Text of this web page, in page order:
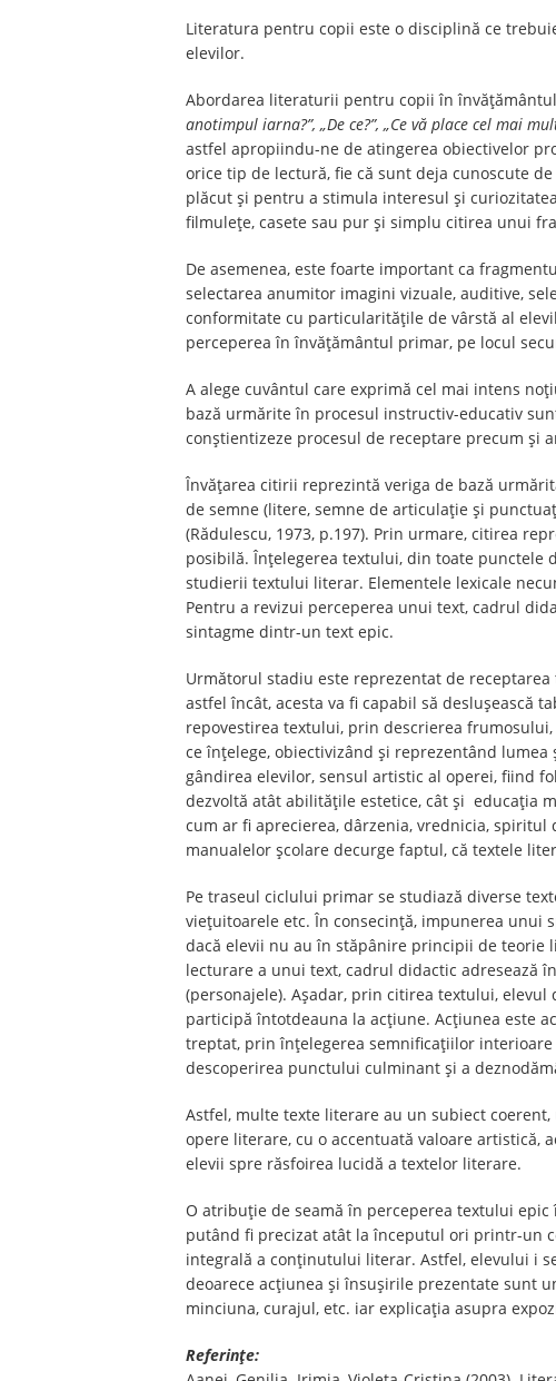
Literatura pentru copii este o disciplină ce
elevilor.
Abordarea literaturii pentru copii în
anotimpul iarna?”, „De ce?”, „Ce vă place cel mai
astfel apropiindu-ne de atingerea obiectivelor
orice tip de lectură, fie că sunt deja cunoscute
plăcut și pentru a stimula interesul și
filmulețe, casete sau pur și simplu citirea unui
De asemenea, este foarte important ca
selectarea anumitor imagini vizuale, auditive,
conformitate cu particularitățile de vârstă al
perceperea în învățământul primar, pe locul
A alege cuvântul care exprimă cel mai intens
bază urmărite în procesul instructiv-educativ
conștientizeze procesul de receptare precum și
Învățarea citirii reprezintă veriga de bază
de semne (litere, semne de articulație și
(Rădulescu, 1973, p.197). Prin urmare, citirea
posibilă. Înțelegerea textului, din toate punctele
studierii textului literar. Elementele lexicale
Pentru a revizui perceperea unui text, cadrul
sintagme dintr-un text epic.
Următorul stadiu este reprezentat de
astfel încât, acesta va fi capabil să deslușească
repovestirea textului, prin descrierea
ce înțelege, obiectivizând și reprezentând
gândirea elevilor, sensul artistic al operei, fiind
dezvoltă atât abilitățile estetice, cât și educația
cum ar fi aprecierea, dârzenia, vrednicia,
manualelor școlare decurge faptul, că textele
Pe traseul ciclului primar se studiază diverse
viețuitoarele etc. În consecință, impunerea unui
dacă elevii nu au în stăpânire principii de teorie
lecturare a unui text, cadrul didactic adresează
(personajele). Așadar, prin citirea textului, elevul
participă întotdeauna la acțiune. Acțiunea este
treptat, prin înțelegerea semnificațiilor
descoperirea punctului culminant și a
Astfel, multe texte literare au un subiect
opere literare, cu o accentuată valoare artistică,
elevii spre răsfoirea lucidă a textelor literare.
O atribuție de seamă în perceperea textului
putând fi precizat atât la începutul ori printr-un
integrală a conținutului literar. Astfel, elevului i
deoarece acțiunea și însușirile prezentate sunt
minciuna, curajul, etc. iar explicația asupra
Referințe: